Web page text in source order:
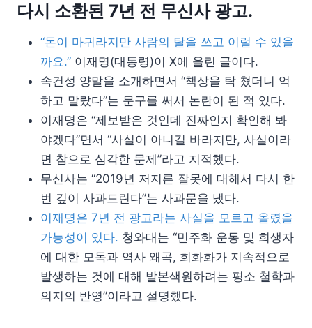
다시 소환된 7년 전 무신사 광고.
“돈이 마귀라지만 사람의 탈을 쓰고 이럴 수 있을
까요.” 이재명(대통령)이 X에 올린 글이다.
속건성 양말을 소개하면서 “책상을 탁 쳤더니 억
하고 말랐다”는 문구를 써서 논란이 된 적 있다.
이재명은 “제보받은 것인데 진짜인지 확인해 봐
야겠다”면서 “사실이 아니길 바라지만, 사실이라
면 참으로 심각한 문제”라고 지적했다.
무신사는 “2019년 저지른 잘못에 대해서 다시 한
번 깊이 사과드린다”는 사과문을 냈다.
이재명은 7년 전 광고라는 사실을 모르고 올렸을
가능성이 있다. 청와대는 “민주화 운동 및 희생자
에 대한 모독과 역사 왜곡, 희화화가 지속적으로
발생하는 것에 대해 발본색원하려는 평소 철학과
의지의 반영”이라고 설명했다.